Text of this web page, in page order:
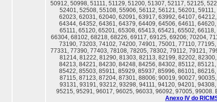
50912, 50998, 51111, 51129, 51200, 51307, 52117, 52125,
52401, 52508, 55108, 55906, 56112, 56121, 56201,
62023, 62031, 62040, 62091, 63917, 63992, 64107,
64344, 64352, 64361, 64379, 64409, 64506, 64611,
65111, 65120, 65201, 65308, 65413, 65421, 65502,
66304, 68102, 68218, 68226, 69117, 69125, 69206; 70204,
73190, 73203, 74102, 74200, 74901, 75001, 77110,
77331, 77390, 77403, 78108, 78205, 78302, 79112, 79121,
81214, 81222, 81290, 81303, 82113, 82199, 82202,
84213, 84221, 84230, 84248, 84256, 84302, 85112,
85422, 85503, 85911, 85929, 85937, 85996, 86101,
87115, 87123, 87204, 87301, 88006; 90019, 90027,
93131, 93191, 93212, 93298, 94111, 94120, 94201,
95215, 95291, 96017, 96025, 96033, 96092, 97005, 99008.
Anexo IV do